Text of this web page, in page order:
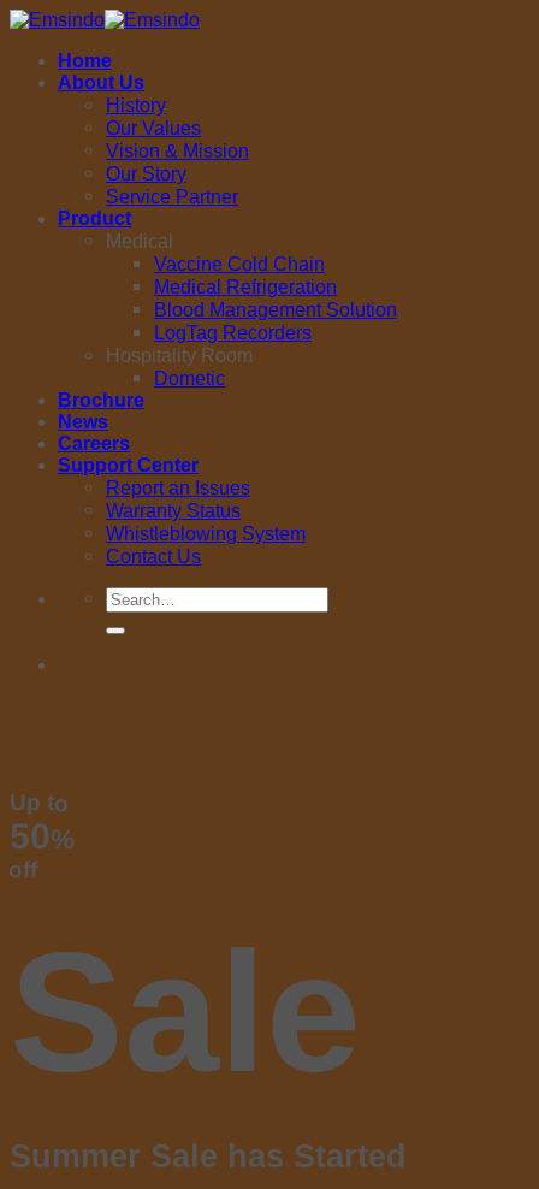
Skip
contentHome
About Us
History
Our Values
Vision & Mission
Our Story
Service Partner
Product
Medical
Vaccine Cold Chain
Medical Refrigeration
Blood Management Solution
LogTag Recorders
Hospitality Room
Dometic
Brochure
News
Careers
Support Center
Report an Issues
Warranty Status
Whistleblowing System
Contact Us
Search
for:
Up to
50%
off
Sale
Summer Sale has Started